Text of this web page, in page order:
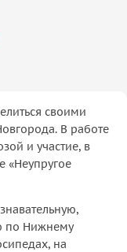
своими
В работе
и участие, в
«Неупругое
по Нижнему
на